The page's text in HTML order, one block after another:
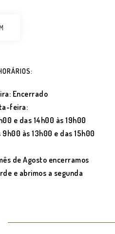
Encerrado
feira:
e das 14h00 às 19h00
9h00 às 13h00 e das 15h00
de Agosto encerramos
e abrimos a segunda